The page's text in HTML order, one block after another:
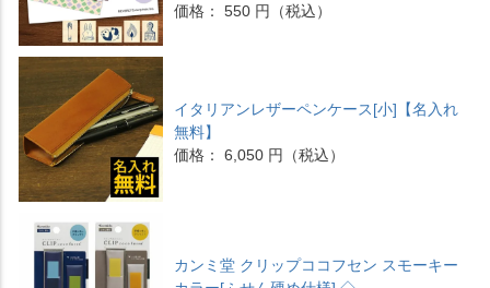
価格： 550 円（税込）
イタリアンレザーペンケース[小]【名入れ
無料】
価格： 6,050 円（税込）
カンミ堂 クリップココフセン スモーキー